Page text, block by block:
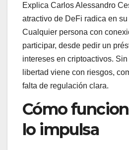
Explica Carlos Alessandro
atractivo de DeFi radica en
Cualquier persona con
participar, desde pedir un
intereses en criptoactivos.
libertad viene con riesgos,
falta de regulación clara.
Cómo
lo impulsa